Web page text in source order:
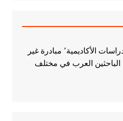
قاعدة مذرات التخرج والدراسات الأكاديمية٬ مبادرة غير
العرب في مختلف